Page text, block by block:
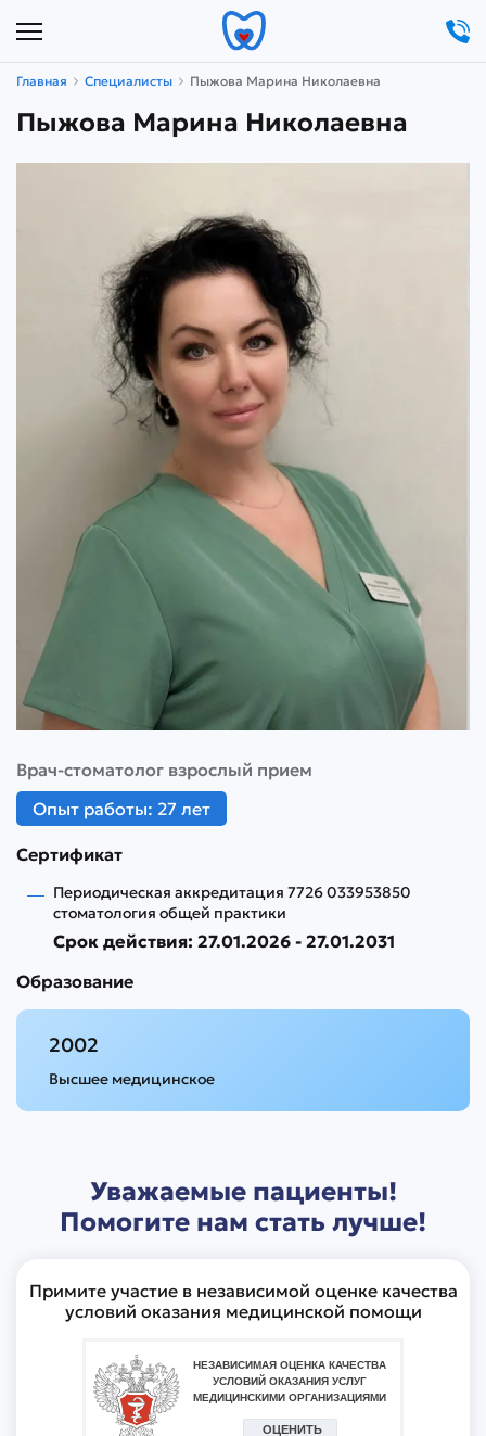
Главная Специалисты Пыжова Марина Николаевна
Пыжова Марина Николаевна
Врач-стоматолог взрослый прием
Опыт работы: 27 лет
Сертификат
Периодическая аккредитация 7726 033953850
стоматология общей практики
Срок действия: 27.01.2026 - 27.01.2031
Образование
2002
Высшее медицинское
Уважаемые пациенты!
Помогите нам стать лучше!
Примите участие в независимой оценке качества
условий оказания медицинской помощи